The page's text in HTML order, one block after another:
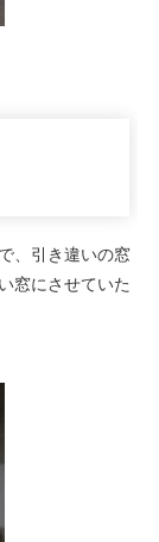
、引き違いの窓
窓にさせていた